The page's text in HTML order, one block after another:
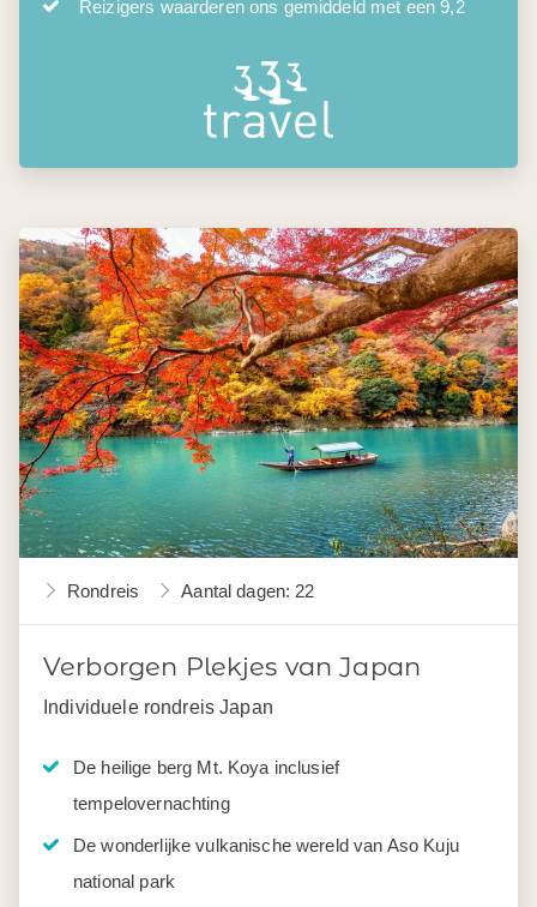
Reizigers waarderen ons gemiddeld met een 9,2
Rondreis Aantal dagen: 22
Verborgen Plekjes van Japan
Individuele rondreis Japan
De heilige berg Mt. Koya inclusief
tempelovernachting
De wonderlijke vulkanische wereld van Aso Kuju
national park